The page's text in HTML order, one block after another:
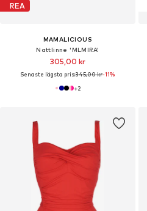
REA
MAMALICIOUS
Nattlinne 'MLMIRA'
305,00 kr
Senaste lägsta pris:345,00 kr-11%
+2